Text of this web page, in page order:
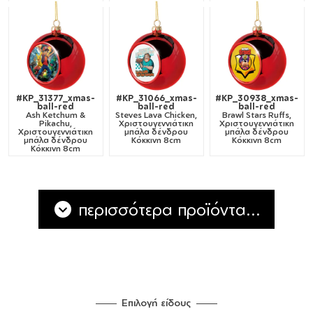
#KP_31377_xmas-
ball-red
Ash Ketchum &
Pikachu,
Χριστουγεννιάτικη
μπάλα δένδρου
Κόκκινη 8cm
#KP_31066_xmas-
ball-red
Steves Lava Chicken,
Χριστουγεννιάτικη
μπάλα δένδρου
Κόκκινη 8cm
#KP_30938_xmas-
ball-red
Brawl Stars Ruffs,
Χριστουγεννιάτικη
μπάλα δένδρου
Κόκκινη 8cm
περισσότερα προϊόντα...
Επιλογή είδους